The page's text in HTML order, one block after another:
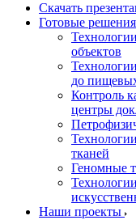
Скачать
Готовые решения
объектов
до
Контроль
центры
тканей
Геномные
Наши проекты